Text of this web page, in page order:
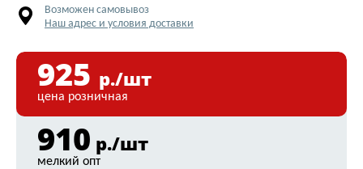
Возможен самовывоз
Наш адрес и условия доставки
925 р./шт
цена розничная
910 р./шт
мелкий опт